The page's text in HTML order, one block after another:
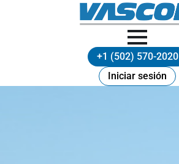
+1 (502) 570-2020
Iniciar sesión